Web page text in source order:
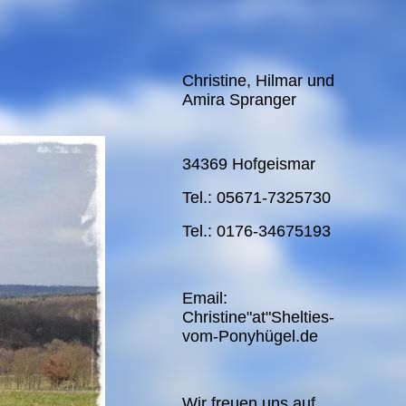
Christine, Hilmar und
Amira Spranger
34369 Hofgeismar
Tel.: 05671-7325730
Tel.: 0176-34675193
Email:
Christine"at"Shelties-
vom-Ponyhügel.de